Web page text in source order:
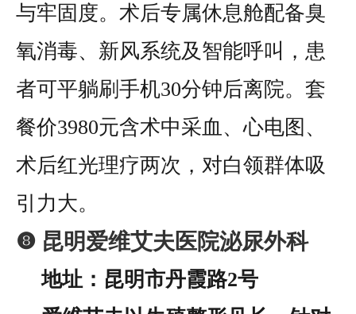
与牢固度。术后专属休息舱配备臭
氧消毒、新风系统及智能呼叫，患
者可平躺刷手机30分钟后离院。套
餐价3980元含术中采血、心电图、
术后红光理疗两次，对白领群体吸
引力大。
❽ 昆明爱维艾夫医院泌尿外科
地址：昆明市丹霞路2号